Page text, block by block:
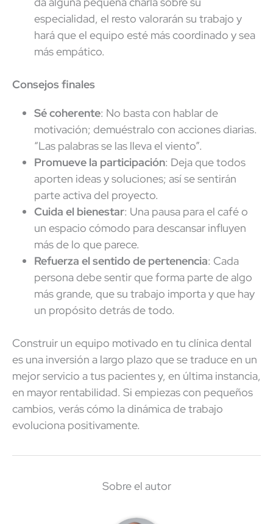
especialidad, el resto valorarán su trabajo y
hará que el equipo esté más coordinado y sea
más empático.
Consejos finales
Sé coherente: No basta con hablar de
motivación; demuéstralo con acciones diarias.
“Las palabras se las lleva el viento”.
Promueve la participación: Deja que todos
aporten ideas y soluciones; así se sentirán
parte activa del proyecto.
Cuida el bienestar: Una pausa para el café o
un espacio cómodo para descansar influyen
más de lo que parece.
Refuerza el sentido de pertenencia: Cada
persona debe sentir que forma parte de algo
más grande, que su trabajo importa y que hay
un propósito detrás de todo.
Construir un equipo motivado en tu clínica dental
es una inversión a largo plazo que se traduce en un
mejor servicio a tus pacientes y, en última instancia,
en mayor rentabilidad. Si empiezas con pequeños
cambios, verás cómo la dinámica de trabajo
evoluciona positivamente.
Sobre el autor